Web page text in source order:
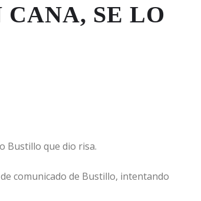
SE LO
Bustillo que dio risa.
comunicado de Bustillo, intentando